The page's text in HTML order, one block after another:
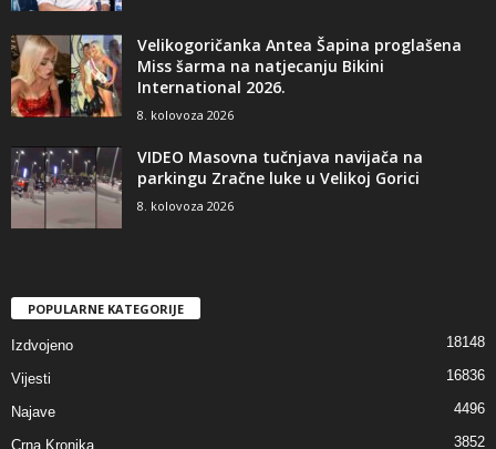
Velikogoričanka Antea Šapina proglašena
Miss šarma na natjecanju Bikini
International 2026.
8. kolovoza 2026
VIDEO Masovna tučnjava navijača na
parkingu Zračne luke u Velikoj Gorici
8. kolovoza 2026
POPULARNE KATEGORIJE
Izdvojeno 18148
Vijesti 16836
Najave 4496
Crna Kronika 3852